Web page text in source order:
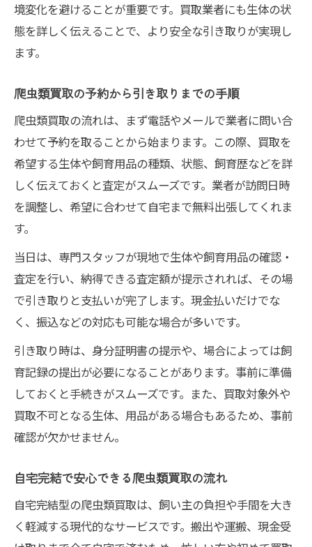
境変化を避けることが重要です。買取業者にも生体の状
態を詳しく伝えることで、より安全な引き取りが実現し
ます。
爬虫類買取の予約から引き取りまでの手順
爬虫類買取の流れは、まず電話やメールで業者に問い合
わせて予約を取ることから始まります。この際、買取を
希望する生体や飼育用品の種類、状態、飼育歴などを詳
しく伝えておくと査定がスムーズです。業者が訪問日時
を調整し、希望に合わせて自宅まで無料出張してくれま
す。
当日は、専門スタッフが現地で生体や飼育用品の確認・
査定を行い、納得できる査定額が提示されれば、その場
で引き取りと支払いが完了します。現金払いだけでな
く、振込などの対応も可能な場合が多いです。
引き取り時は、身分証明書の提示や、場合によっては飼
育記録の提出が必要になることがあります。事前に準備
しておくと手続きがスムーズです。また、買取対象外や
買取不可となる生体、用品がある場合もあるため、事前
確認が欠かせません。
自宅完結で安心できる爬虫類買取の流れ
自宅完結型の爬虫類買取は、飼い主の負担や手間を大き
く軽減する現代的なサービスです。搬出や運搬、現金受